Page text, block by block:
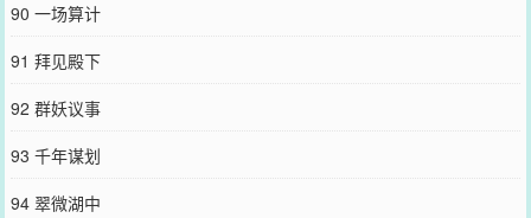
90 一场算计
91 拜见殿下
92 群妖议事
93 千年谋划
94 翠微湖中